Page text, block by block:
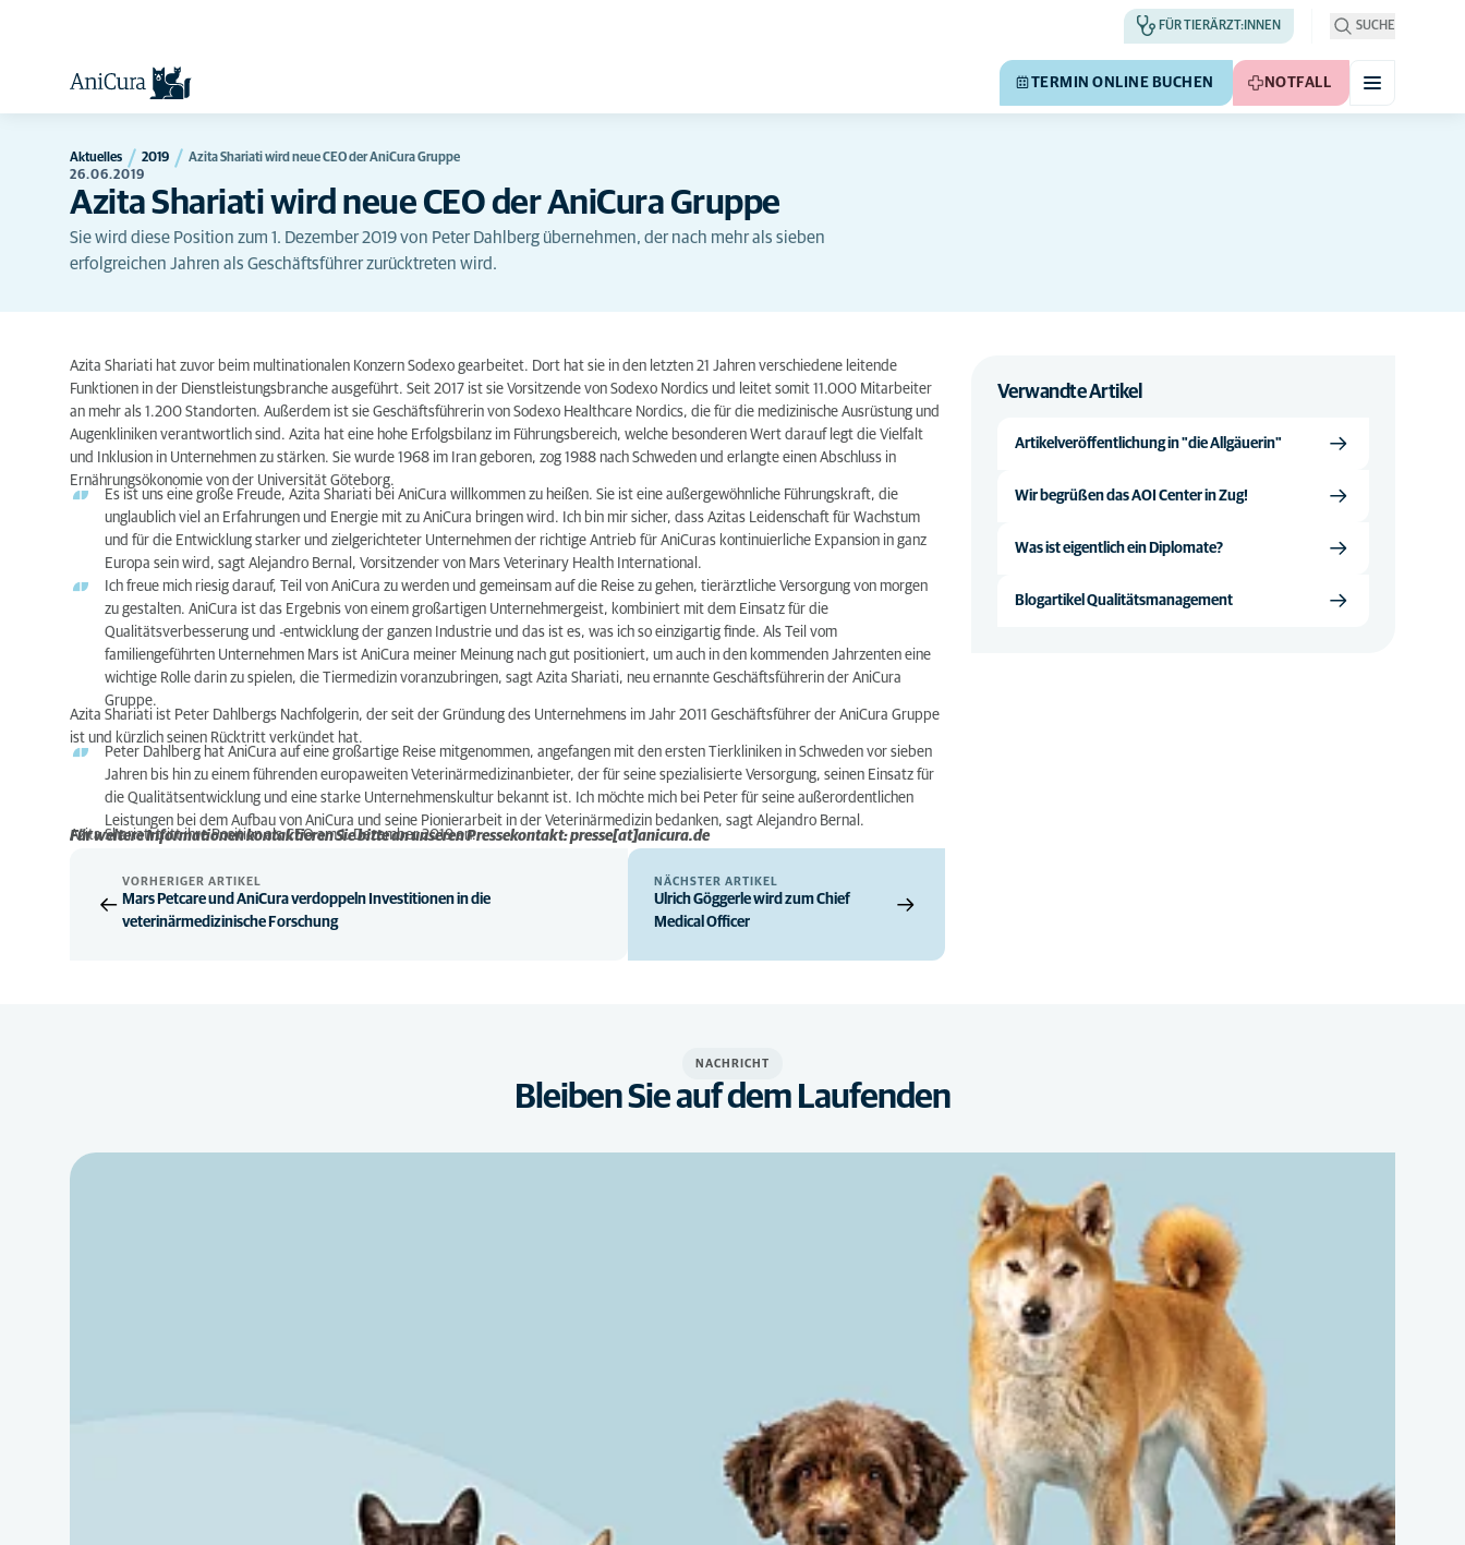
FÜR TIERÄRZT:INNEN SUCHE
TERMIN ONLINE BUCHEN NOTFALL
Aktuelles 2019
Azita Shariati wird neue CEO der AniCura Gruppe
26.06.2019
Azita Shariati wird neue CEO der AniCura Gruppe
Sie wird diese Position zum 1. Dezember 2019 von Peter Dahlberg übernehmen, der nach mehr als sieben
erfolgreichen Jahren als Geschäftsführer zurücktreten wird.
Azita Shariati hat zuvor beim multinationalen Konzern Sodexo gearbeitet. Dort hat sie in den letzten 21 Jahren verschiedene leitende
Funktionen in der Dienstleistungsbranche ausgeführt. Seit 2017 ist sie Vorsitzende von Sodexo Nordics und leitet somit 11.000 Mitarbeiter
an mehr als 1.200 Standorten. Außerdem ist sie Geschäftsführerin von Sodexo Healthcare Nordics, die für die medizinische Ausrüstung und
Augenkliniken verantwortlich sind. Azita hat eine hohe Erfolgsbilanz im Führungsbereich, welche besonderen Wert darauf legt die Vielfalt
und Inklusion in Unternehmen zu stärken. Sie wurde 1968 im Iran geboren, zog 1988 nach Schweden und erlangte einen Abschluss in
Ernährungsökonomie von der Universität Göteborg.
Es ist uns eine große Freude, Azita Shariati bei AniCura willkommen zu heißen. Sie ist eine außergewöhnliche Führungskraft, die
unglaublich viel an Erfahrungen und Energie mit zu AniCura bringen wird. Ich bin mir sicher, dass Azitas Leidenschaft für Wachstum
und für die Entwicklung starker und zielgerichteter Unternehmen der richtige Antrieb für AniCuras kontinuierliche Expansion in ganz
Europa sein wird, sagt Alejandro Bernal, Vorsitzender von Mars Veterinary Health International.
Ich freue mich riesig darauf, Teil von AniCura zu werden und gemeinsam auf die Reise zu gehen, tierärztliche Versorgung von morgen
zu gestalten. AniCura ist das Ergebnis von einem großartigen Unternehmergeist, kombiniert mit dem Einsatz für die
Qualitätsverbesserung und -entwicklung der ganzen Industrie und das ist es, was ich so einzigartig finde. Als Teil vom
familiengeführten Unternehmen Mars ist AniCura meiner Meinung nach gut positioniert, um auch in den kommenden Jahrzenten eine
wichtige Rolle darin zu spielen, die Tiermedizin voranzubringen, sagt Azita Shariati, neu ernannte Geschäftsführerin der AniCura
Gruppe.
Azita Shariati ist Peter Dahlbergs Nachfolgerin, der seit der Gründung des Unternehmens im Jahr 2011 Geschäftsführer der AniCura Gruppe
ist und kürzlich seinen Rücktritt verkündet hat.
Peter Dahlberg hat AniCura auf eine großartige Reise mitgenommen, angefangen mit den ersten Tierkliniken in Schweden vor sieben
Jahren bis hin zu einem führenden europaweiten Veterinärmedizinanbieter, der für seine spezialisierte Versorgung, seinen Einsatz für
die Qualitätsentwicklung und eine starke Unternehmenskultur bekannt ist. Ich möchte mich bei Peter für seine außerordentlichen
Leistungen bei dem Aufbau von AniCura und seine Pionierarbeit in der Veterinärmedizin bedanken, sagt Alejandro Bernal.
Azita Shariati tritt ihre Position als CEO am 1. Dezember 2019 an.
Für weitere Informationen kontaktieren Sie bitte an unseren Pressekontakt: presse[at]anicura.de
VORHERIGER ARTIKEL
Mars Petcare und AniCura verdoppeln Investitionen in die
veterinärmedizinische Forschung
NÄCHSTER ARTIKEL
Ulrich Göggerle wird zum Chief
Medical Officer
Verwandte Artikel
Artikelveröffentlichung in "die Allgäuerin"
Wir begrüßen das AOI Center in Zug!
Was ist eigentlich ein Diplomate?
Blogartikel Qualitätsmanagement
NACHRICHT
Bleiben Sie auf dem Laufenden